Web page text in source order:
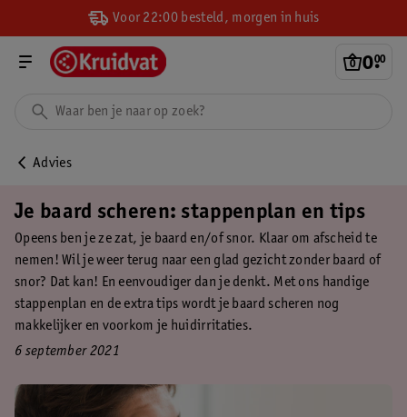
Voor 22:00 besteld, morgen in huis
0.
00
Advies
Je baard scheren: stappenplan en tips
Opeens ben je ze zat, je baard en/of snor. Klaar om afscheid te
nemen! Wil je weer terug naar een glad gezicht zonder baard of
snor? Dat kan! En eenvoudiger dan je denkt. Met ons handige
stappenplan en de extra tips wordt je baard scheren nog
makkelijker en voorkom je huidirritaties.
6 september 2021